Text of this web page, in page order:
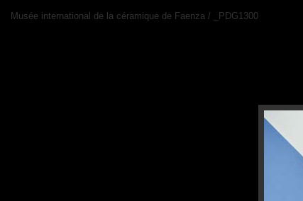
Musée international de la céramique de Faenza / _PDG1300